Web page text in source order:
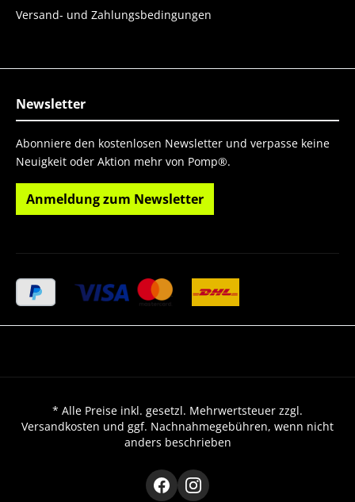
Versand- und Zahlungsbedingungen
Newsletter
Abonniere den kostenlosen Newsletter und verpasse keine
Neuigkeit oder Aktion mehr von Pomp®.
Anmeldung zum Newsletter
* Alle Preise inkl. gesetzl. Mehrwertsteuer zzgl.
Versandkosten und ggf. Nachnahmegebühren, wenn nicht
anders beschrieben